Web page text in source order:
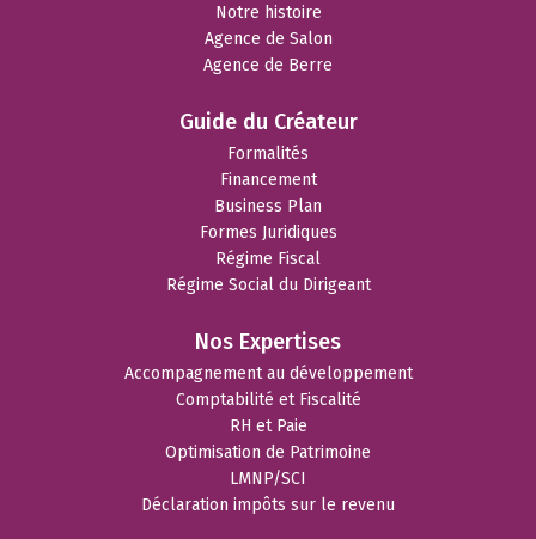
Notre histoire
Agence de Salon
Agence de Berre
Guide du Créateur
Formalités
Financement
Business Plan
Formes Juridiques
Régime Fiscal
Régime Social du Dirigeant
Nos Expertises
Accompagnement au développement
Comptabilité et Fiscalité
RH et Paie
Optimisation de Patrimoine
LMNP/SCI
Déclaration impôts sur le revenu